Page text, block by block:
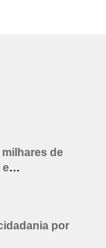
de
e
por